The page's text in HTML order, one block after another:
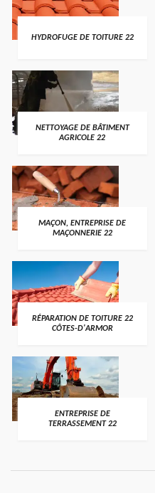
HYDROFUGE DE TOITURE 22
NETTOYAGE DE BÂTIMENT
AGRICOLE 22
MAÇON, ENTREPRISE DE
MAÇONNERIE 22
RÉPARATION DE TOITURE 22
CÔTES-D'ARMOR
ENTREPRISE DE
TERRASSEMENT 22